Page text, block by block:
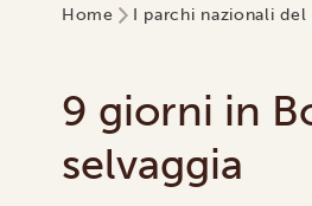
Home I parchi nazionali del
9 giorni in
selvaggia